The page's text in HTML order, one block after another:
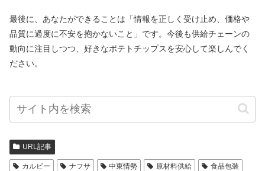
最後に、あなたができることは「情報を正しく受け止め、価格や
品質に過度に不安を抱かないこと」です。今後も供給チェーンの
動向に注目しつつ、好きなポテトチップスを安心して楽しんでく
ださい。
URL記事
カルビー ナフサ 中東情勢 原材料供給 食品包装